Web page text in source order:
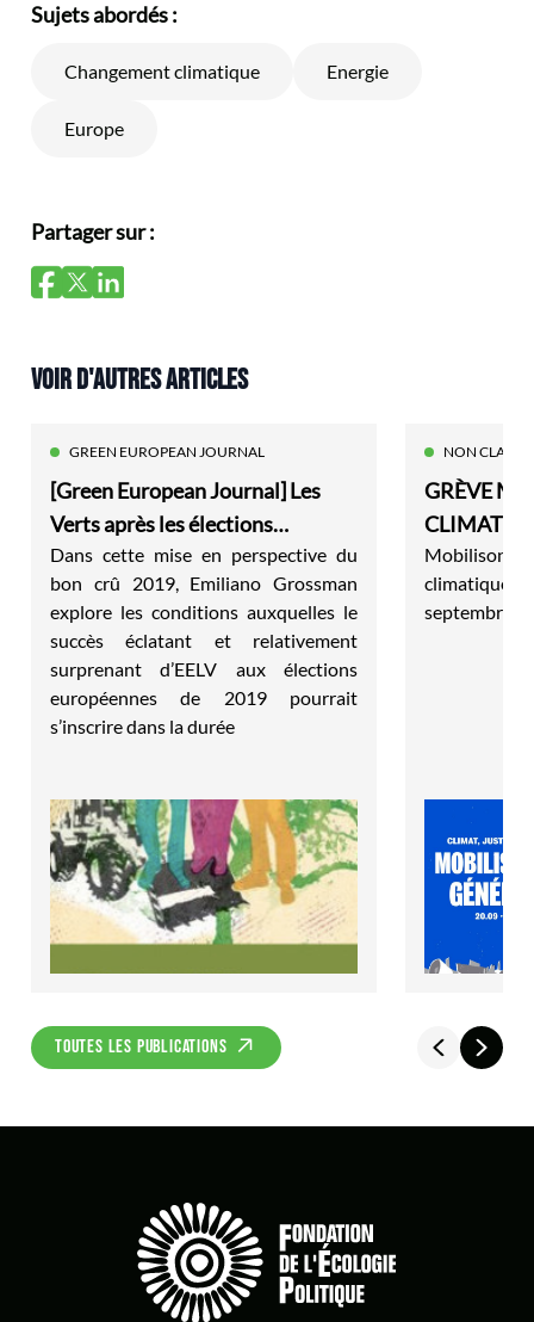
Sujets abordés :
Changement climatique Energie
Europe
Partager sur :
VOIR D'AUTRES ARTICLES
GREEN EUROPEAN JOURNAL
[Green European Journal] Les
Verts après les élections
européennes : quitte ou double
Dans cette mise en perspective du
bon crû 2019, Emiliano Grossman
explore les conditions auxquelles le
succès éclatant et relativement
surprenant d’EELV aux élections
européennes de 2019 pourrait
s’inscrire dans la durée
NON CLASSÉ
GRÈVE
CLIMAT →
Mobilisons-
climatique et
septembre!
TOUTES LES PUBLICATIONS